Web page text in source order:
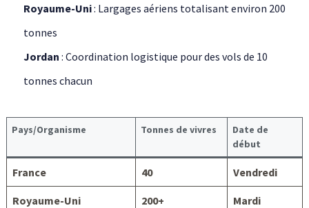
Royaume-Uni: Largages aériens totalisant environ 200
tonnes
Jordan : Coordination logistique pour des vols de 10
tonnes chacun
Pays/Organisme Tonnes de vivres
Date de
début
France 40 Vendredi
Royaume-Uni 200+ Mardi